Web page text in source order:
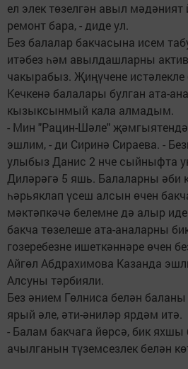
ел элек төзелгән авыл
ремонт бара, - диде ул.
Без балалар бакчасына исем
итәбез һәм авылдашларны
чакырабыз. Җиңүчене истәлекле
Кечкенә балалары булган ата-
кызыксынмый кала алмадым.
- Мин "Рацин-Шәле"
эшлим, - ди Сиринә Сираева. -
улыбыз Данис 2 нче сыйныфта
Диләрәгә 5 яшь. Балаларны әби
һәрьяклап үсеш алсын өчен
мәктәпкәчә белемне дә алыр
бакча төзелеше ата-аналарны
гозеребезне ишеткәннәре өчен
Айгөл Абдрахимова Казанда
Алсуны тәрбияли.
Без әнием Гөлниса белән
ярый әле, әти-әниләр ярдәм итә.
- Балам бакчага йөрсә, бик
ачылганын түземсезлек белән